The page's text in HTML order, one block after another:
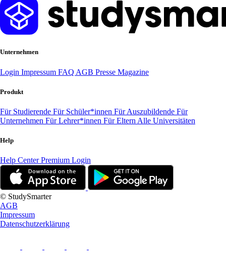
Unternehmen
Login Impressum FAQ AGB Presse Magazine
Produkt
Für Studierende Für Schüler*innen Für Auszubildende Für
Unternehmen Für Lehrer*innen Für Eltern Alle Universitäten
Help
Help CenterPremium Login
© StudySmarter
AGB
Impressum
Datenschutzerklärung